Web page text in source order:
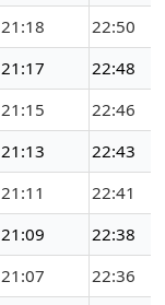
21:18
22:50
21:17
22:48
21:15
22:46
21:13
22:43
21:11
22:41
21:09
22:38
21:07
22:36